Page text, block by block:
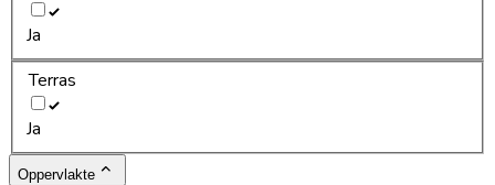
Ja
Terras
Ja
Oppervlakte